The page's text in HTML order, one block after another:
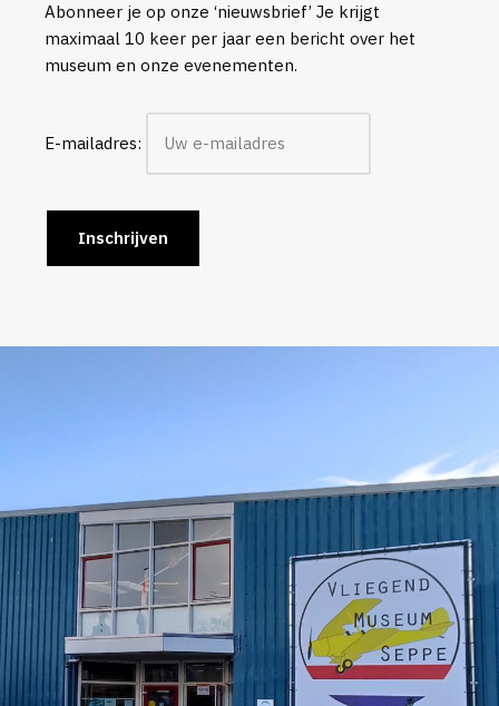
Abonneer je op onze ‘nieuwsbrief’ Je krijgt
maximaal 10 keer per jaar een bericht over het
museum en onze evenementen.
E-mailadres: